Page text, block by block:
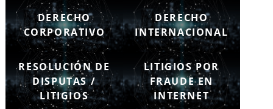
DERECHO
CORPORATIVO
DERECHO
INTERNACIONAL
RESOLUCIÓN DE
DISPUTAS /
LITIGIOS
LITIGIOS POR
FRAUDE EN
INTERNET